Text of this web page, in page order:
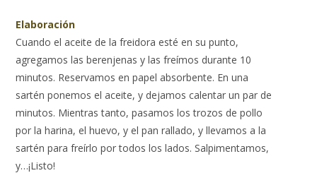
Elaboración
Cuando el aceite de la freidora esté en su punto,
agregamos las berenjenas y las freímos durante 10
minutos. Reservamos en papel absorbente. En una
sartén ponemos el aceite, y dejamos calentar un par de
minutos. Mientras tanto, pasamos los trozos de pollo
por la harina, el huevo, y el pan rallado, y llevamos a la
sartén para freírlo por todos los lados. Salpimentamos,
y…¡Listo!